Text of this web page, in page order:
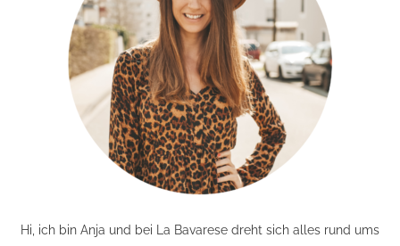
Hi, ich bin Anja und bei La Bavarese dreht sich alles rund ums